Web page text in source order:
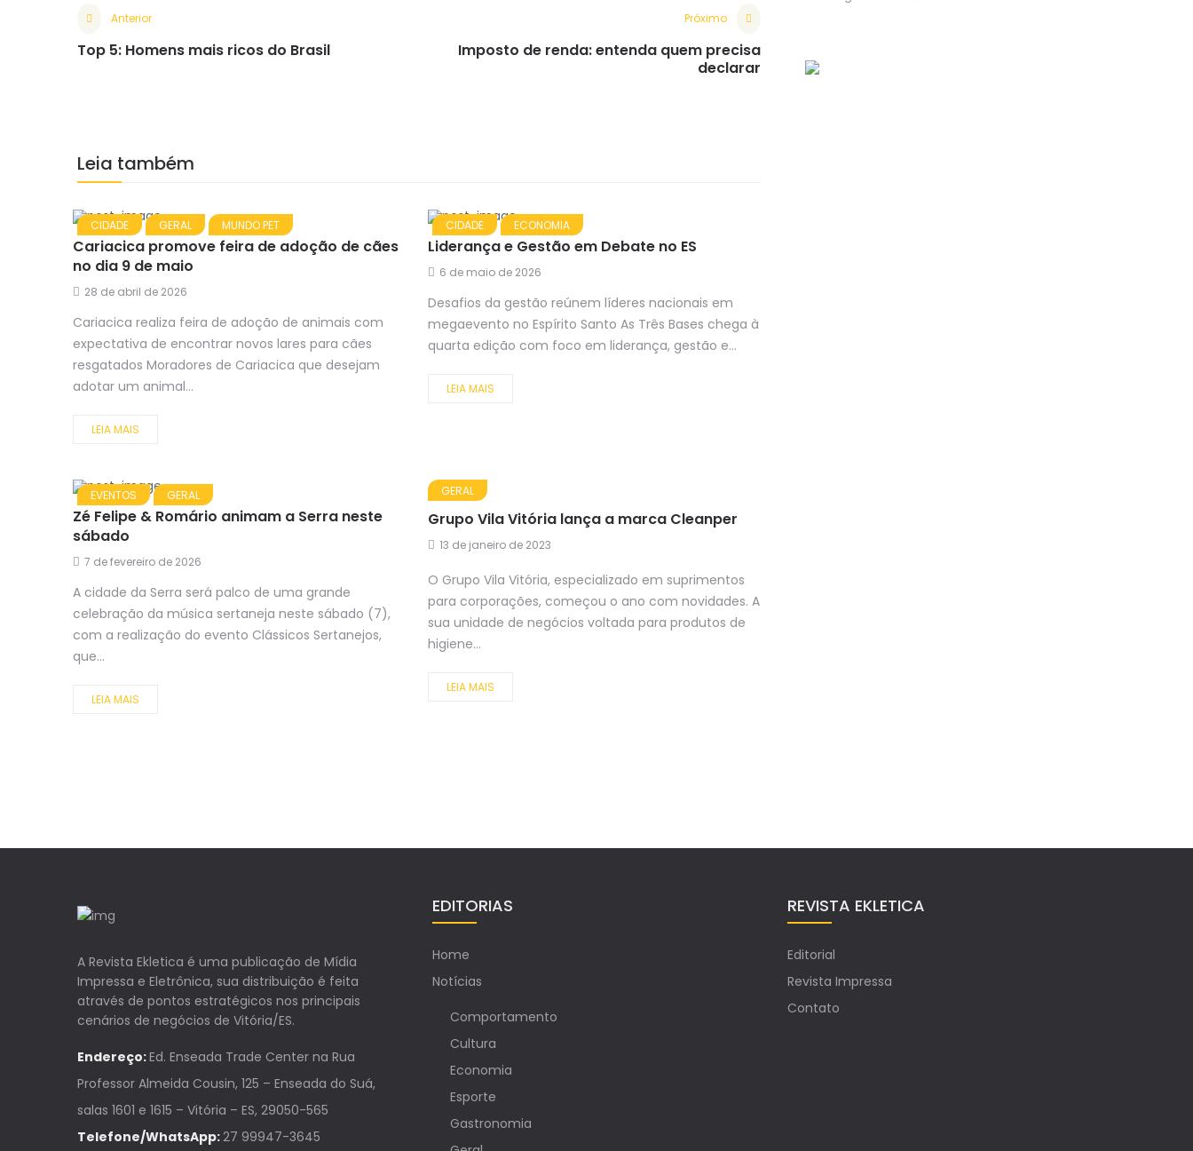
Anterior
Top 5: Homens mais ricos do Brasil
Próximo
Imposto de renda: entenda quem precisa
declarar
Leia também
CIDADE GERAL MUNDO PET
Cariacica promove feira de adoção de cães
no dia 9 de maio
28 de abril de 2026
Cariacica realiza feira de adoção de animais com
expectativa de encontrar novos lares para cães
resgatados Moradores de Cariacica que desejam
adotar um animal...
LEIA MAIS
CIDADE ECONOMIA
Liderança e Gestão em Debate no ES
6 de maio de 2026
Desafios da gestão reúnem líderes nacionais em
megaevento no Espírito Santo As Três Bases chega à
quarta edição com foco em liderança, gestão e...
LEIA MAIS
EVENTOS GERAL
Zé Felipe & Romário animam a Serra neste
sábado
7 de fevereiro de 2026
A cidade da Serra será palco de uma grande
celebração da música sertaneja neste sábado (7),
com a realização do evento Clássicos Sertanejos,
que...
LEIA MAIS
GERAL
Grupo Vila Vitória lança a marca Cleanper
13 de janeiro de 2023
O Grupo Vila Vitória, especializado em suprimentos
para corporações, começou o ano com novidades. A
sua unidade de negócios voltada para produtos de
higiene...
LEIA MAIS
A Revista Ekletica é uma publicação de Mídia
Impressa e Eletrônica, sua distribuição é feita
através de pontos estratégicos nos principais
cenários de negócios de Vitória/ES.
Endereço:Ed. Enseada Trade Center na Rua
Professor Almeida Cousin, 125 – Enseada do Suá,
salas 1601 e 1615 – Vitória – ES, 29050-565
Telefone/WhatsApp:27 99947-3645
EDITORIAS
Home
Notícias
Comportamento
Cultura
Economia
Esporte
Gastronomia
REVISTA EKLETICA
Editorial
Revista Impressa
Contato